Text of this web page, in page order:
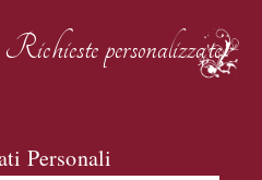
personalizzate
Personali